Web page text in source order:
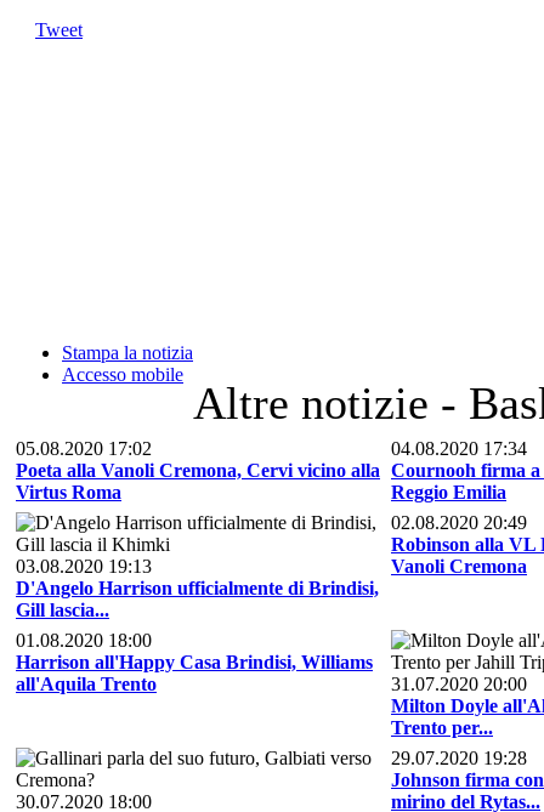
Tweet
Stampa la notizia
Accesso mobile
Altre notizie -
05.08.2020 17:02
Poeta alla Vanoli Cremona, Cervi vicino alla
Virtus Roma
04.08.2020 17:34
Cournooh firma a
Reggio Emilia
03.08.2020 19:13
D'Angelo Harrison ufficialmente di Brindisi,
Gill lascia...
02.08.2020 20:49
Robinson alla VL
Vanoli Cremona
01.08.2020 18:00
Harrison all'Happy Casa Brindisi, Williams
all'Aquila Trento
31.07.2020 20:00
Milton Doyle
Trento per...
30.07.2020 18:00
29.07.2020 19:28
Johnson firma
mirino del Rytas...